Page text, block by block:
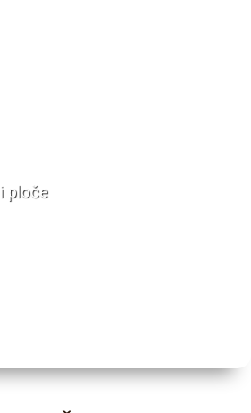
ploče